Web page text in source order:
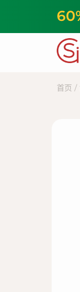
首页 /